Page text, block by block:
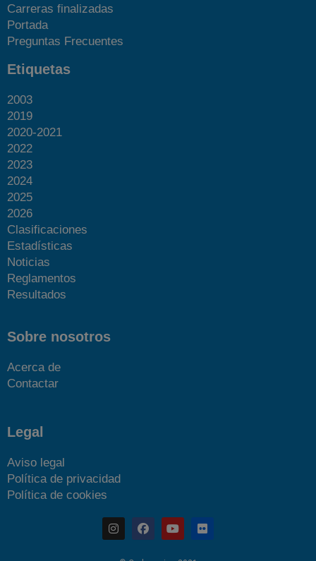
Carreras finalizadas
Portada
Preguntas Frecuentes
Etiquetas
2003
2019
2020-2021
2022
2023
2024
2025
2026
Clasificaciones
Estadísticas
Noticias
Reglamentos
Resultados
Sobre nosotros
Acerca de
Contactar
Legal
Aviso legal
Política de privacidad
Política de cookies